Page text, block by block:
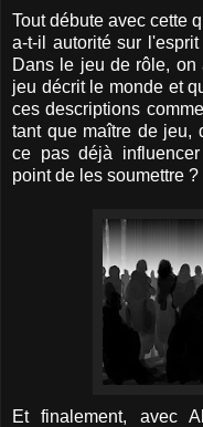
Tout débute avec cette
a-t-il autorité sur
Dans le jeu de rôle,
jeu décrit le monde et
ces descriptions
tant que maître de jeu,
ce pas déjà
point de les soumettre ?
Et finalement, avec